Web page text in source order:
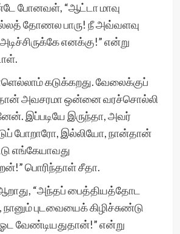
போனவள், “ஆட்டா மாவு
தோணல பாரு! நீ அவ்வளவு
எனக்கு!” என்று
கடுக்கறது. வேலைக்குப்
அவசரமா ஒன்னை வரச்சொல்லி
இப்படியே இருந்தா, அவர்
போறாரோ, இல்லியோ, நான்தான்
எங்கேயாவது
பொரிந்தாள் சீதா.
“அந்தப் பைத்தியத்தோட
நானும் புடவையைக் கிழிச்சுண்டு
வேண்டியதுதான்!” என்று